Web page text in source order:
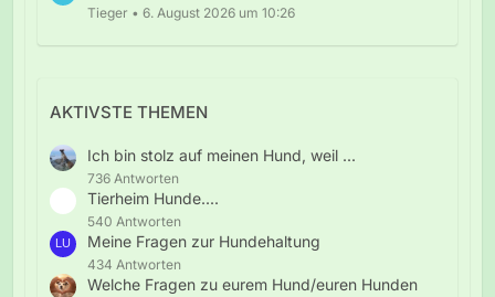
Tieger 6. August 2026 um 10:26
AKTIVSTE THEMEN
Ich bin stolz auf meinen Hund, weil ...
736 Antworten
Tierheim Hunde....
540 Antworten
Meine Fragen zur Hundehaltung
434 Antworten
Welche Fragen zu eurem Hund/euren Hunden